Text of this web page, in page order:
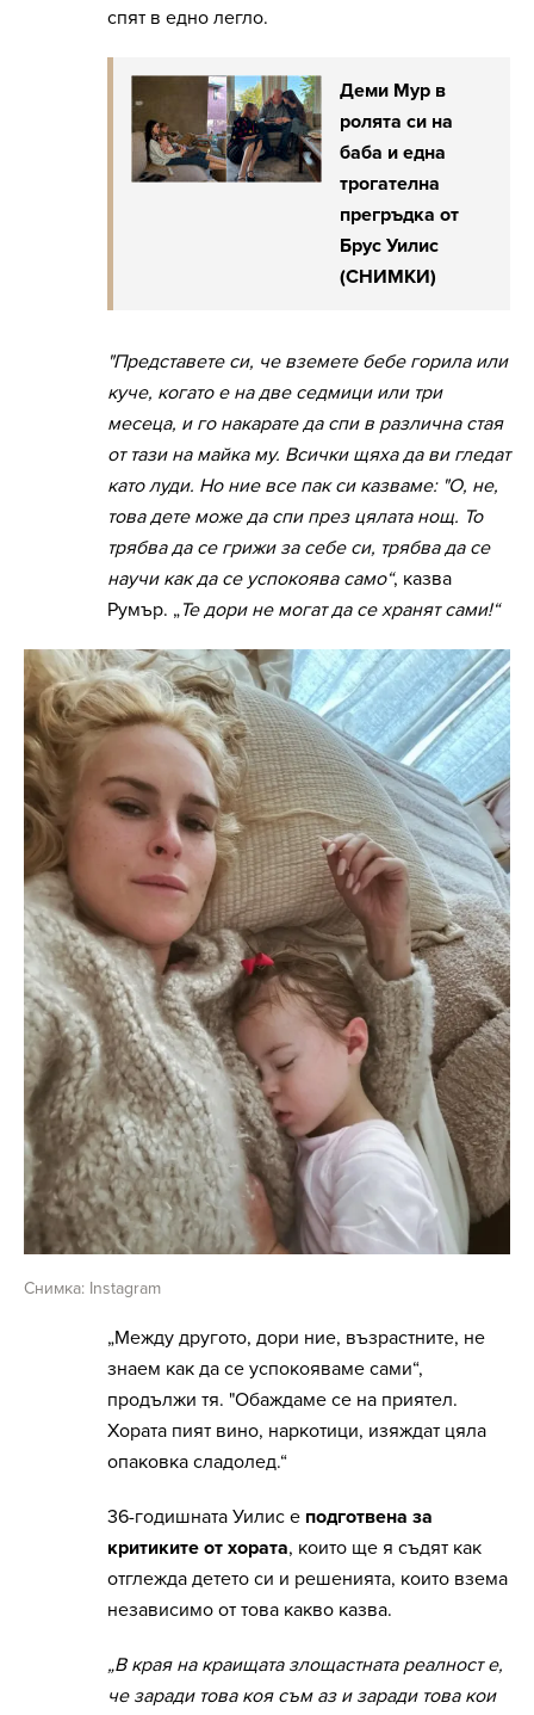
спят в едно легло.
Деми Мур в
ролята си на
баба и една
трогателна
прегръдка от
Брус Уилис
(СНИМКИ)
"Представете си, че вземете бебе горила или
куче, когато е на две седмици или три
месеца, и го накарате да спи в различна стая
от тази на майка му. Всички щяха да ви гледат
като луди. Но ние все пак си казваме: "О, не,
това дете може да спи през цялата нощ. То
трябва да се грижи за себе си, трябва да се
научи как да се успокоява само“, казва
Румър. „Те дори не могат да се хранят сами!“
Снимка: Instagram
„Между другото, дори ние, възрастните, не
знаем как да се успокояваме сами“,
продължи тя. "Обаждаме се на приятел.
Хората пият вино, наркотици, изяждат цяла
опаковка сладолед.“
36-годишната Уилис е подготвена за
критиките от хората, които ще я съдят как
отглежда детето си и решенията, които взема
независимо от това какво казва.
„В края на краищата злощастната реалност е,
че заради това коя съм аз и заради това кои